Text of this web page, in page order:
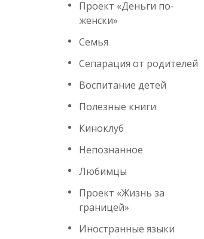
Проект «Деньги по-
женски»
Семья
Сепарация от родителей
Воспитание детей
Полезные книги
Киноклуб
Непознанное
Любимцы
Проект «Жизнь за
границей»
Иностранные языки